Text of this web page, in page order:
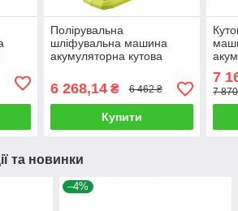
Полірувальна
шліфувальна машина
акумуляторна кутова
і зарядного пристрою)
6 268,14₴ 6 462 ₴
Купити
7
7
та новинки
–4%